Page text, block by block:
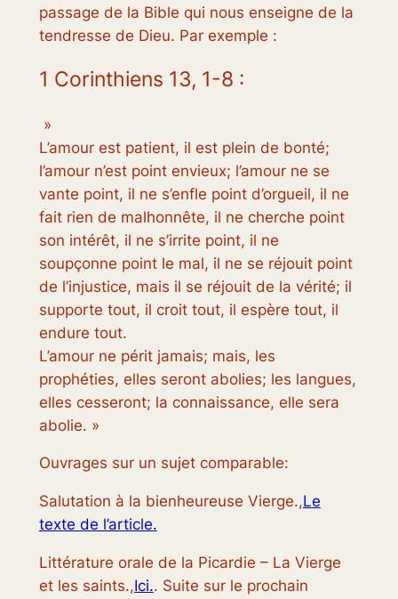
passage de la Bible qui nous enseigne de la
tendresse de Dieu. Par exemple :
1 Corinthiens 13, 1-8 :
»
L’amour est patient, il est plein de bonté;
l’amour n’est point envieux; l’amour ne se
vante point, il ne s’enfle point d’orgueil, il ne
fait rien de malhonnête, il ne cherche point
son intérêt, il ne s’irrite point, il ne
soupçonne point le mal, il ne se réjouit point
de l’injustice, mais il se réjouit de la vérité; il
supporte tout, il croit tout, il espère tout, il
endure tout.
L’amour ne périt jamais; mais, les
prophéties, elles seront abolies; les langues,
elles cesseront; la connaissance, elle sera
abolie. »
Ouvrages sur un sujet comparable:
Salutation à la bienheureuse Vierge.,Le
texte de l’article.
Littérature orale de la Picardie – La Vierge
et les saints.,Ici.. Suite sur le prochain